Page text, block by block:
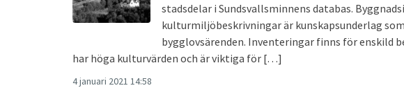
stadsdelar i Sundsvallsminnens databas.
kulturmiljöbeskrivningar är kunskapsunderlag
bygglovsärenden. Inventeringar finns för enskild
har höga kulturvärden och är viktiga för […]
4 januari 2021 14:58